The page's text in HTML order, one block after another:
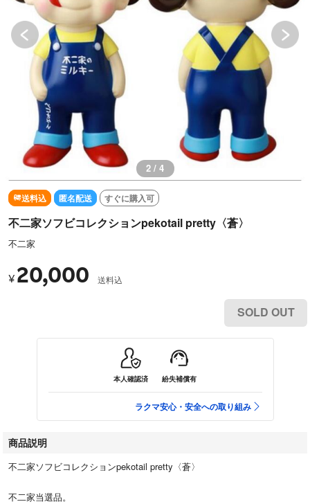
2 / 4
送料込 匿名配送 すぐに購入可
不二家ソフビコレクションpekotail pretty〈蒼〉
不二家
¥ 20,000 送料込
SOLD OUT
本人確認済 紛失補償有
ラクマ安心・安全への取り組み
商品説明
不二家ソフビコレクションpekotail pretty〈蒼〉
不二家当選品。